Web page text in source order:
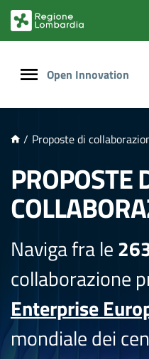
PRINCIPALE
Open Innovation
/ Proposte di
PROPOSTE
Naviga fra le
collaborazione
Enterprise
mondiale dei